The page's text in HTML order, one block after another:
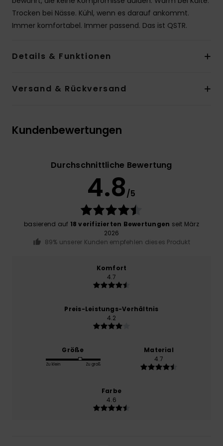
Trocken bei Nässe. Kühl, wenn es darauf ankommt.
Immer komfortabel. Immer passend. Das ist QSTR.
Details & Funktionen
Versand & Rückversand
Kundenbewertungen
Durchschnittliche Bewertung
4.8/5
basierend auf 18 verifizierten Bewertungen seit März
2026
89% unserer Kunden empfehlen dieses Produkt
Komfort
4.7
Preis-Leistungs-Verhältnis
4.2
Größe
Zu klein Zu groß
Material
4.7
Farbe
4.6